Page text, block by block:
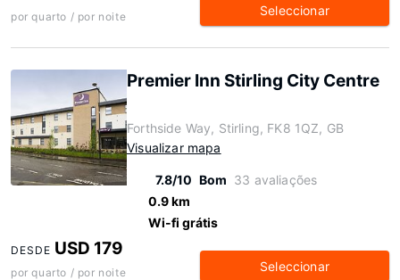
por quarto / por noite Seleccionar
Premier Inn Stirling City Centre
Forthside Way, Stirling, FK8 1QZ, GB
Visualizar mapa
7.8/10 Bom 33 avaliações
0.9 km
Wi-fi grátis
DESDE USD 179
por quarto / por noite Seleccionar